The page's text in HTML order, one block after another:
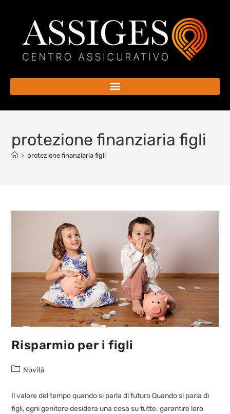
protezione finanziaria figli
> protezione finanziaria figli
Risparmio per i figli
Novità
Il valore del tempo quando si parla di futuro Quando si parla di
figli, ogni genitore desidera una cosa su tutte: garantire loro